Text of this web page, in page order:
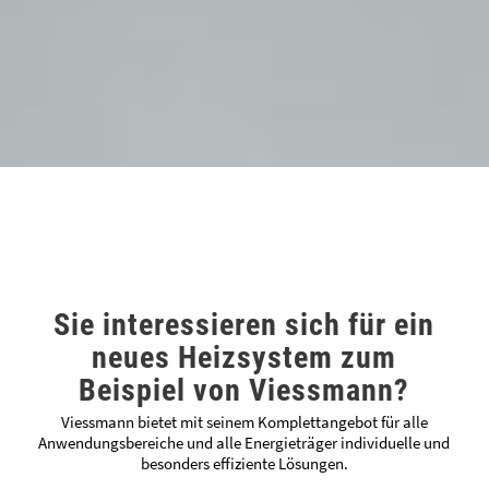
Sie interessieren sich für ein
neues Heizsystem zum
Beispiel von Viessmann?
Viessmann bietet mit seinem Komplettangebot für alle
Anwendungsbereiche und alle Energieträger individuelle und
besonders effiziente Lösungen.